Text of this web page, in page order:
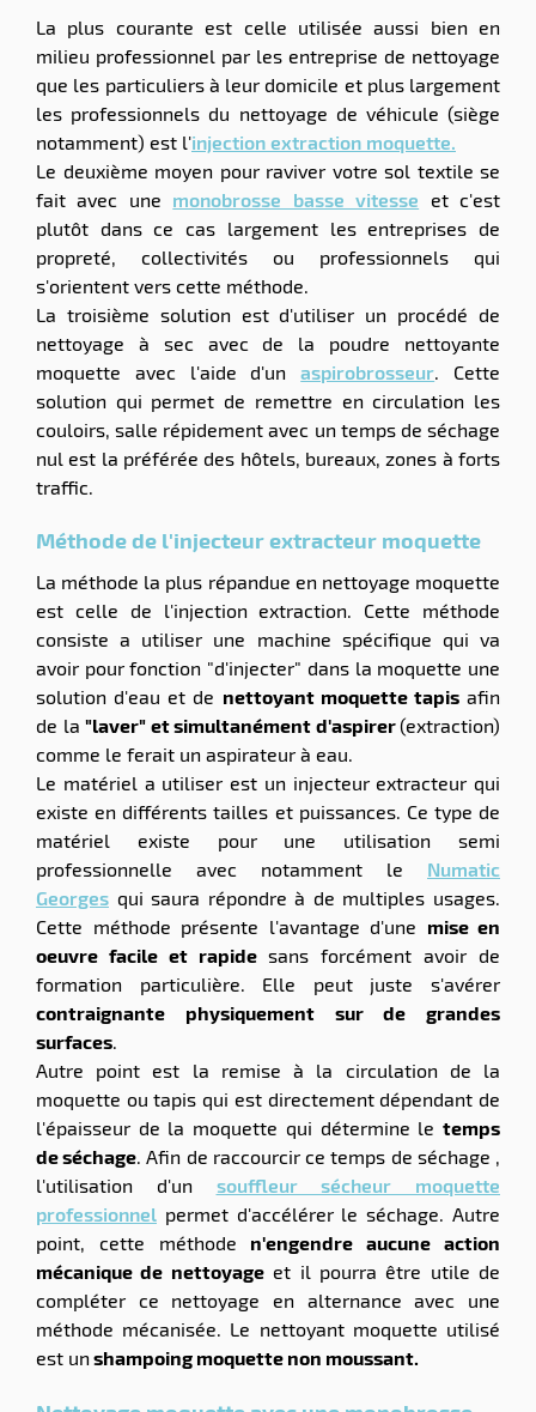
La plus courante est celle utilisée aussi bien en
milieu professionnel par les entreprise de nettoyage
que les particuliers à leur domicile et plus largement
les professionnels du nettoyage de véhicule (siège
notamment) est l'injection extraction moquette.
Le deuxième moyen pour raviver votre sol textile se
fait avec une monobrosse basse vitesse et c'est
plutôt dans ce cas largement les entreprises de
propreté, collectivités ou professionnels qui
s'orientent vers cette méthode.
La troisième solution est d'utiliser un procédé de
nettoyage à sec avec de la poudre nettoyante
moquette avec l'aide d'unaspirobrosseur . Cette
solution qui permet de remettre en circulation les
couloirs, salle répidement avec un temps de séchage
nul est la préférée des hôtels, bureaux, zones à forts
traffic.
Méthode de l'injecteur extracteur moquette
La méthode la plus répandue en nettoyage moquette
est celle de l'injection extraction. Cette méthode
consiste a utiliser une machine spécifique qui va
avoir pour fonction "d'injecter" dans la moquette une
solution d'eau et de nettoyant moquette tapisafin
de la "laver" et simultanément d'aspirer(extraction)
comme le ferait un aspirateur à eau.
Le matériel a utiliser est un injecteur extracteur qui
existe en différents tailles et puissances. Ce type de
matériel existe pour une utilisation semi
professionnelle avec notamment le Numatic
Georges qui saura répondre à de multiples usages.
Cette méthode présente l'avantage d'une mise en
oeuvre facile et rapidesans forcément avoir de
formation particulière. Elle peut juste s'avérer
contraignante physiquement sur de grandes
surfaces.
Autre point est la remise à la circulation de la
moquette ou tapis qui est directement dépendant de
l'épaisseur de la moquette qui détermine le temps
de séchage. Afin de raccourcir ce temps de séchage ,
l'utilisation d'un souffleur sécheur moquette
professionnel permet d'accélérer le séchage. Autre
point, cette méthode n'engendre aucune action
mécanique de nettoyageet il pourra être utile de
compléter ce nettoyage en alternance avec une
méthode mécanisée. Le nettoyant moquette utilisé
est unshampoing moquette non moussant.